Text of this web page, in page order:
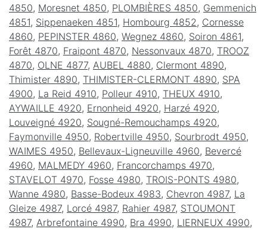
4850, Moresnet 4850, PLOMBIÈRES 4850, Gemmenich
4851, Sippenaeken 4851, Hombourg 4852 , Cornesse
4860, PEPINSTER 4860, Wegnez 4860, Soiron 4861,
Forêt 4870, Fraipont 4870, Nessonvaux 4870, TROOZ
4870, OLNE 4877, AUBEL 4880, Clermont 4890,
Thimister 4890, THIMISTER-CLERMONT 4890, SPA
4900, La Reid 4910, Polleur 4910, THEUX 4910,
AYWAILLE 4920, Ernonheid 4920, Harzé 4920,
Louveigné 4920, Sougné-Remouchamps 4920,
Faymonville 4950, Robertville 4950, Sourbrodt 4950,
WAIMES 4950, Bellevaux-Ligneuville 4960, Bevercé
4960, MALMEDY 4960, Francorchamps 4970,
STAVELOT 4970, Fosse 4980, TROIS-PONTS 4980,
Wanne 4980, Basse-Bodeux 4983, Chevron 4987, La
Gleize 4987, Lorcé 4987, Rahier 4987, STOUMONT
4987, Arbrefontaine 4990, Bra 4990, LIERNEUX 4990,